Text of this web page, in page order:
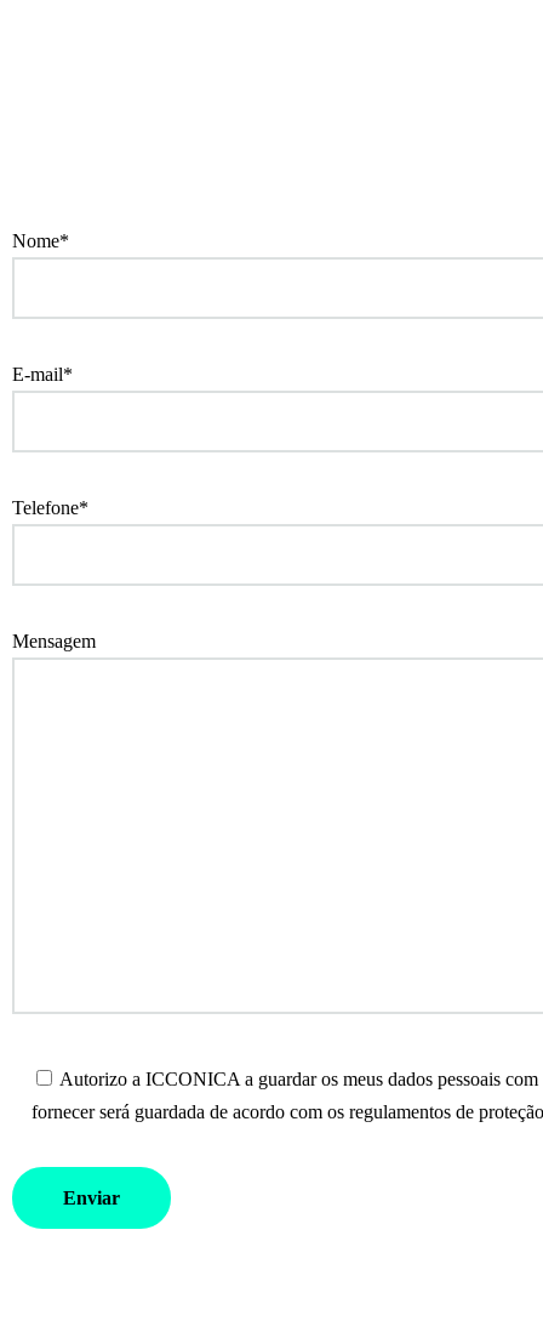
Nome*
E-mail*
Telefone*
Mensagem
Autorizo a ICCONICA a guardar os meus dados pessoais
fornecer será guardada de acordo com os regulamentos de